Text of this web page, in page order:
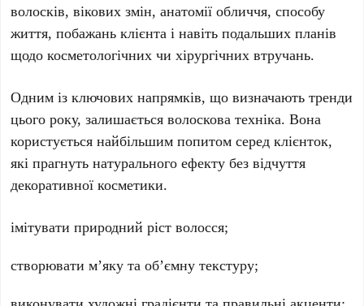
волосків, вікових змін, анатомії обличчя, способу
життя, побажань клієнта і навіть подальших планів
щодо косметологічних чи хірургічних втручань.
Одним із ключових напрямків, що визначають тренди
цього року, залишаєтьсяволоскова техніка. Вона
користується найбільшим попитом серед клієнток,
які прагнуть натурального ефекту без відчуття
декоративної косметики.
імітувати природний ріст волосся;
створювати м’яку та об’ємну текстуру;